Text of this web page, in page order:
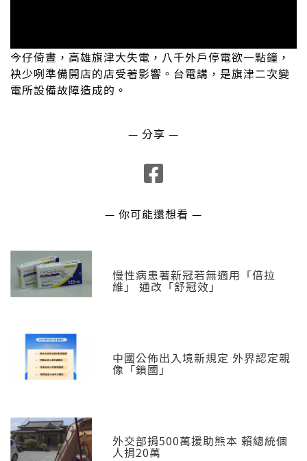
今仔倚晝，高雄旗津大失電，八千外戶停電欲一點鐘，
袂少咧準備開店的店受著影響。台電講，是旗津二次變
電所設備故障造成的。
— 分享 —
— 你可能還想看 —
慢性病患著新冠若無適用「倍拉
維」 通改「舒冠效」
中國公佈出入境新規定 外界認定親
像「鎖國」
外交部捐500萬援助熊本 賴總統個
人捐20萬